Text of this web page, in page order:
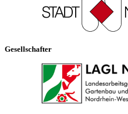
Gesellschafter